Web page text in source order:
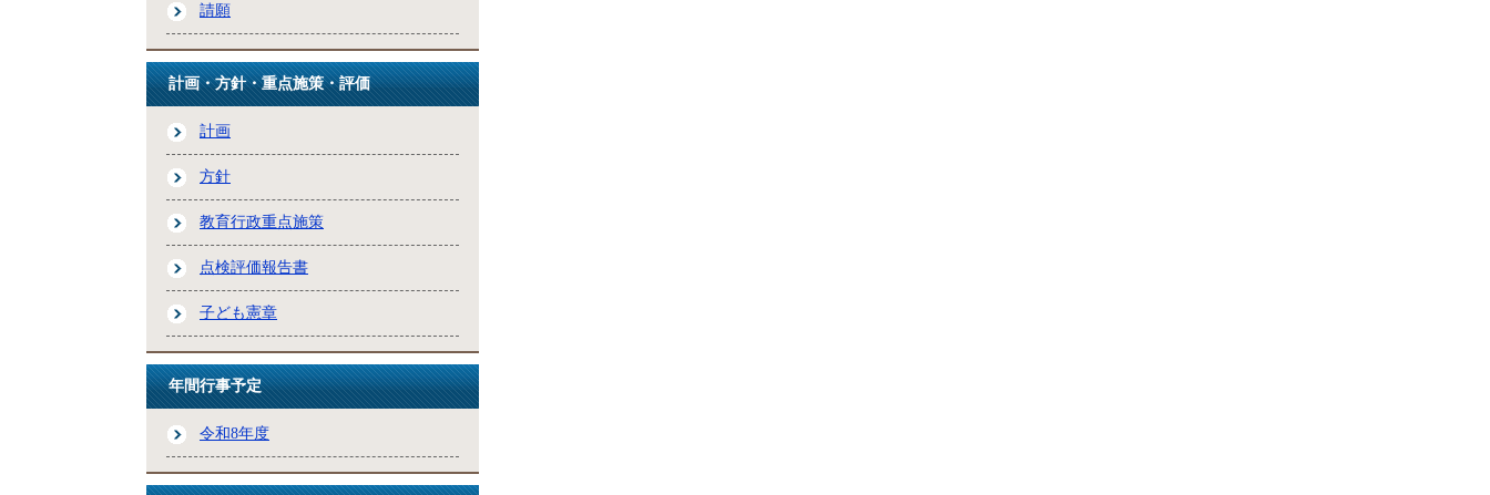
請願
計画・方針・重点施策・評価
計画
方針
教育行政重点施策
点検評価報告書
子ども憲章
年間行事予定
令和8年度